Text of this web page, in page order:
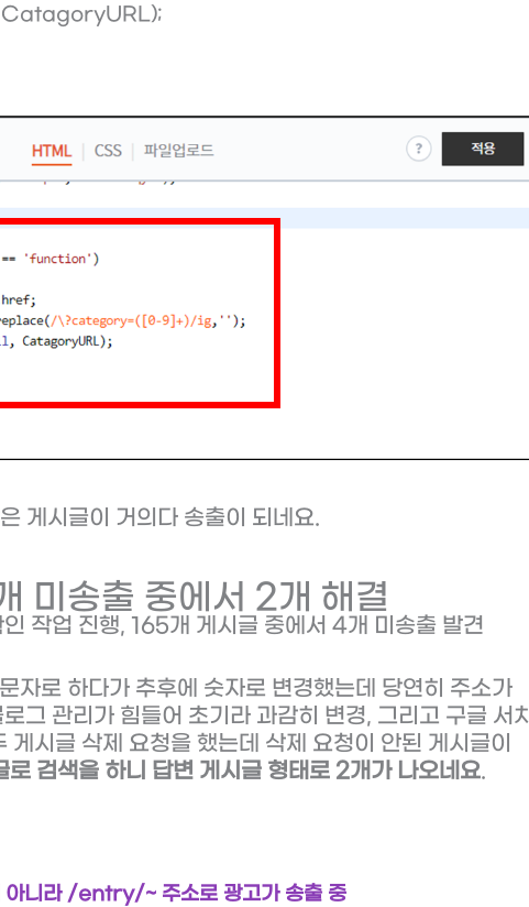
게시글이 거의다 송출이 되네요.
미송출 중에서 2개 해결
작업 진행, 165개 게시글 중에서 4개 미송출 발견
자로 하다가 추후에 숫자로 변경했는데 당연히 주소가
그 관리가 힘들어 초기라 과감히 변경, 그리고 구글 서치
시글 삭제 요청을 했는데 삭제 요청이 안된 게시글이
로 검색을 하니 답변 게시글 형태로 2개가 나오네요.
니라 /entry/~ 주소로 광고가 송출 중